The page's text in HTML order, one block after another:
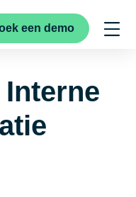
een demo
Interne